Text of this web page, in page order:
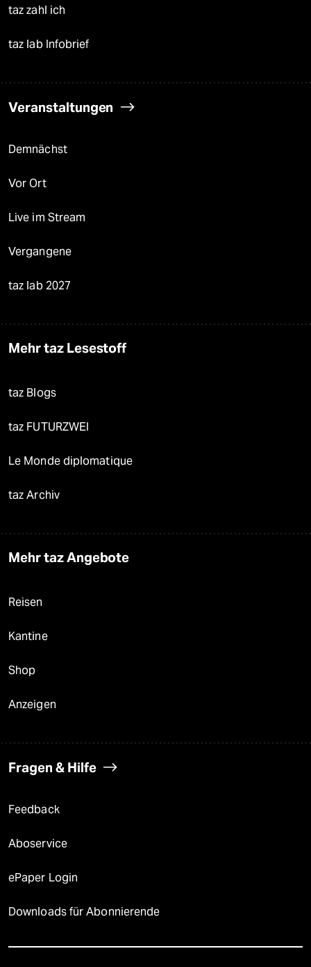
taz zahl ich
taz lab Infobrief
Veranstaltungen
Demnächst
Vor Ort
Live im Stream
Vergangene
taz lab 2027
Mehr taz Lesestoff
taz Blogs
taz FUTURZWEI
Le Monde diplomatique
taz Archiv
Mehr taz Angebote
Reisen
Kantine
Shop
Anzeigen
Fragen & Hilfe
Feedback
Aboservice
ePaper Login
Downloads für Abonnierende